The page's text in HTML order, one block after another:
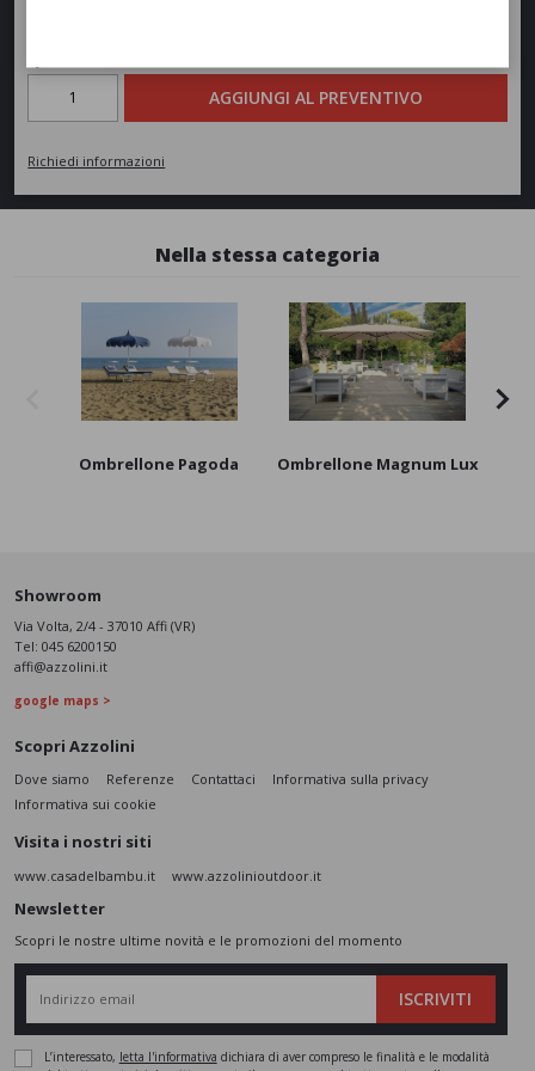
AGGIUNGI AL PREVENTIVO
Richiedi informazioni
Nella stessa categoria
Ombrellone Pagoda Ombrellone Magnum Lux
Showroom
Via Volta, 2/4 - 37010 Affi (VR)
Tel: 045 6200150
affi@azzolini.it
google maps >
Scopri Azzolini
Dove siamo Referenze Contattaci
Informativa sulla privacy
Informativa sui cookie
Visita i nostri siti
www.casadelbambu.it www.azzolinioutdoor.it
Newsletter
Scopri le nostre ultime novità e le promozioni del momento
ISCRIVITI
L’interessato, letta l'informativa dichiara di aver compreso le finalità e le modalità